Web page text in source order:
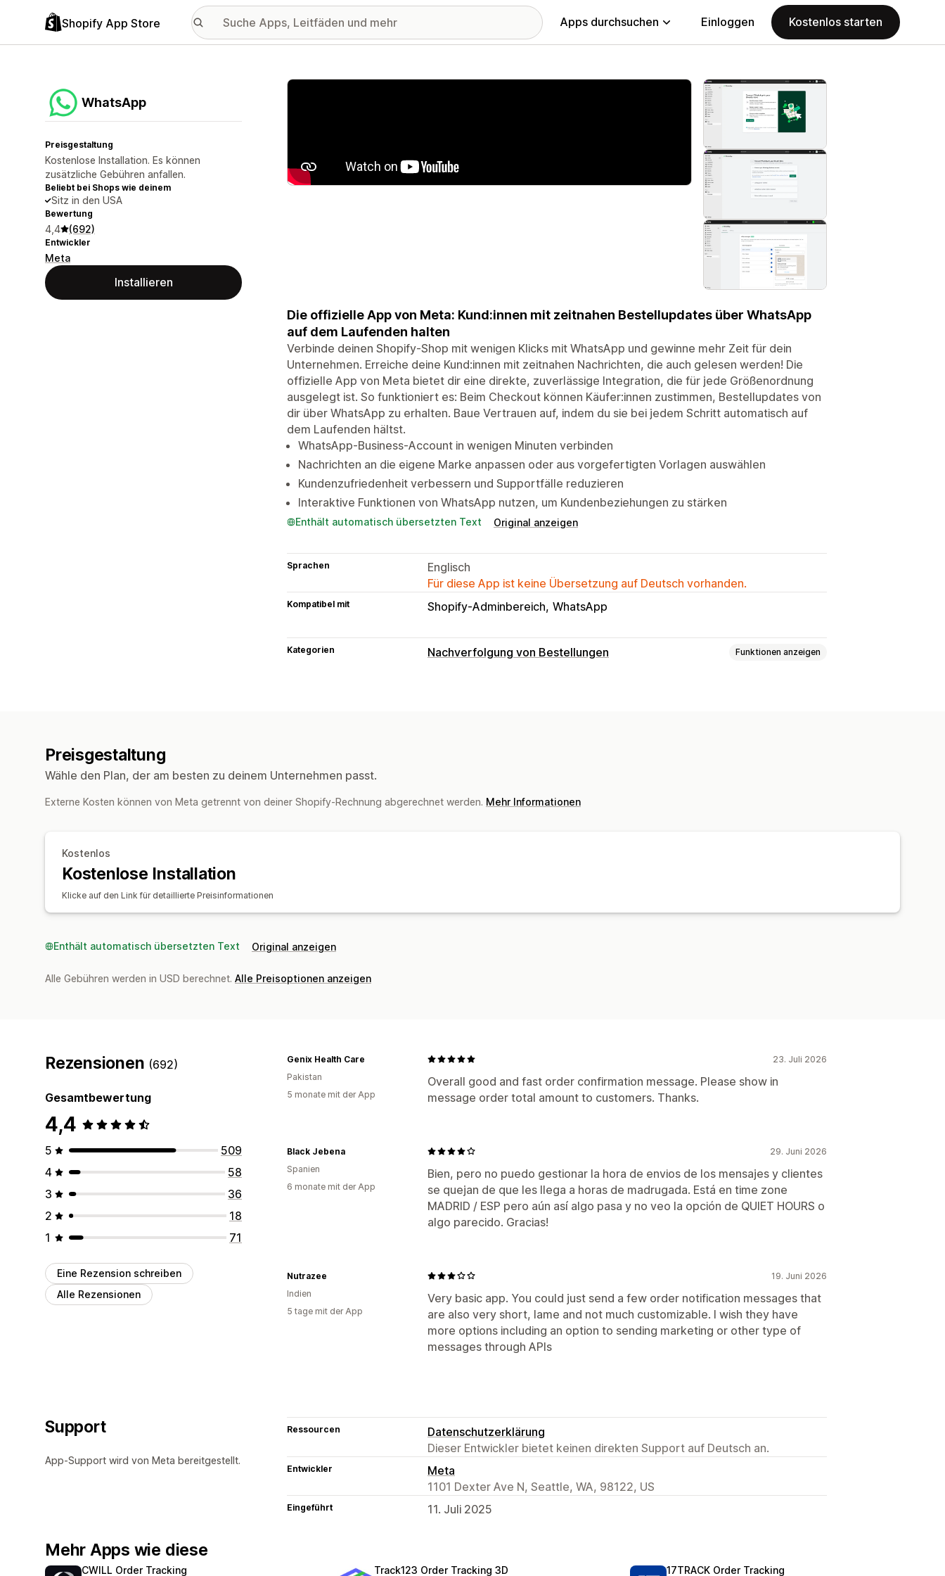
Shopify App Store Apps durchsuchen Einloggen Kostenlos starten
WhatsApp
Preisgestaltung
Kostenlose Installation. Es können
zusätzliche Gebühren anfallen.
Beliebt bei Shops wie deinem
Sitz in den USA
Bewertung
4,4 (692)
Entwickler
Meta
Installieren
Vorgestellte Bildergalerie
Die offizielle App von Meta: Kund:innen mit zeitnahen Bestellupdates über WhatsApp
auf dem Laufenden halten
Verbinde deinen Shopify-Shop mit wenigen Klicks mit WhatsApp und gewinne mehr Zeit für dein
Unternehmen. Erreiche deine Kund:innen mit zeitnahen Nachrichten, die auch gelesen werden! Die
offizielle App von Meta bietet dir eine direkte, zuverlässige Integration, die für jede Größenordnung
ausgelegt ist. So funktioniert es: Beim Checkout können Käufer:innen zustimmen, Bestellupdates von
dir über WhatsApp zu erhalten. Baue Vertrauen auf, indem du sie bei jedem Schritt automatisch auf
dem Laufenden hältst.
WhatsApp-Business-Account in wenigen Minuten verbinden
Nachrichten an die eigene Marke anpassen oder aus vorgefertigten Vorlagen auswählen
Kundenzufriedenheit verbessern und Supportfälle reduzieren
Interaktive Funktionen von WhatsApp nutzen, um Kundenbeziehungen zu stärken
Enthält automatisch übersetzten Text Original anzeigen
Sprachen
Englisch
Für diese App ist keine Übersetzung auf Deutsch vorhanden.
Kompatibel mit Shopify-Adminbereich WhatsApp
Kategorien Nachverfolgung von Bestellungen Funktionen anzeigen
Preisgestaltung
Wähle den Plan, der am besten zu deinem Unternehmen passt.
Externe Kosten können von Meta getrennt von deiner Shopify-Rechnung abgerechnet werden. Mehr Informationen
Kostenlos
Kostenlose Installation
Klicke auf den Link für detaillierte Preisinformationen
Enthält automatisch übersetzten Text Original anzeigen
Alle Gebühren werden in USD berechnet. Alle Preisoptionen anzeigen
Rezensionen (692)
Gesamtbewertung
4,4
5
509
4
58
3
36
2
18
1
71
Eine Rezension schreiben
Alle Rezensionen
23. Juli 2026
Overall good and fast order confirmation message. Please show in
message order total amount to customers. Thanks.
Genix Health Care
Pakistan
5 monate mit der App
29. Juni 2026
Bien, pero no puedo gestionar la hora de envios de los mensajes y clientes
se quejan de que les llega a horas de madrugada. Está en time zone
MADRID / ESP pero aún así algo pasa y no veo la opción de QUIET HOURS o
algo parecido. Gracias!
Black Jebena
Spanien
6 monate mit der App
19. Juni 2026
Very basic app. You could just send a few order notification messages that
are also very short, lame and not much customizable. I wish they have
more options including an option to sending marketing or other type of
messages through APIs
Nutrazee
Indien
5 tage mit der App
Support
App-Support wird von Meta bereitgestellt.
Ressourcen
Datenschutzerklärung
Dieser Entwickler bietet keinen direkten Support auf Deutsch an.
Entwickler
Meta
1101 Dexter Ave N, Seattle, WA, 98122, US
Eingeführt 11. Juli 2025
Mehr Apps wie diese
CWILL Order Tracking Track123 Order Tracking 3D 17TRACK Order Tracking